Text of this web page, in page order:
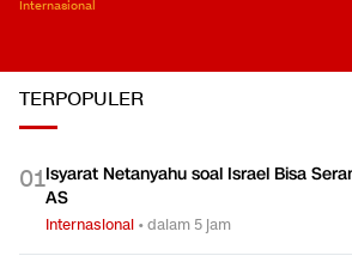
Internasional
TERPOPULER
01Isyarat Netanyahu soal Israel Bisa
AS
Internasional •dalam 5 jam